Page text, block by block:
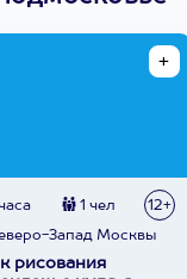
1 чел 12+
Запад Москвы
рисования